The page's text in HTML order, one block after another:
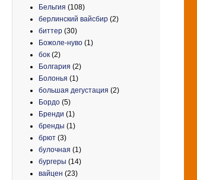
Бельгия (108)
берлинский вайсбир (2)
биттер (30)
Божоле-нуво (1)
бок (2)
Болгария (2)
Болонья (1)
большая дегустация (2)
Бордо (5)
Бренди (1)
бренды (1)
брют (3)
булочная (1)
бургеры (14)
вайцен (23)